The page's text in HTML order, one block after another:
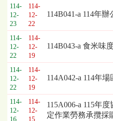
114-
12-
23
114-
12-
22
114B041-a 114年
114-
12-
22
114-
12-
19
114B043-a 食米味
114-
12-
22
114-
12-
19
114A042-a 114年
114-
12-
16
114-
12-
15
115A006-a 115年
定作業勞務承攬採